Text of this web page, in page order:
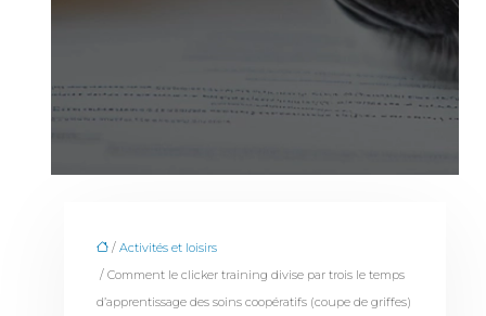
/Activités et loisirs
/ Comment le clicker training divise par trois le temps
d’apprentissage des soins coopératifs (coupe de griffes)